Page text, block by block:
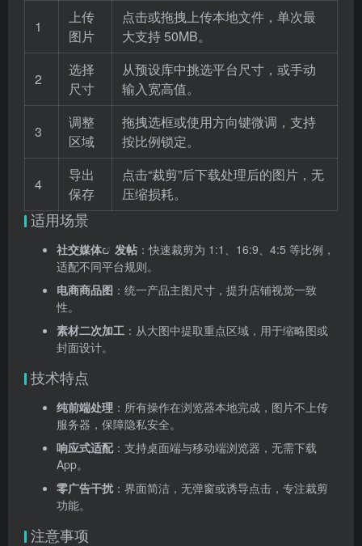
1
上传
图片
点击或拖拽上传本地文件，单次最
大支持 50MB。
2
选择
尺寸
从预设库中挑选平台尺寸，或手动
输入宽高值。
3
调整
区域
拖拽选框或使用方向键微调，支持
按比例锁定。
4
导出
保存
点击“裁剪”后下载处理后的图片，无
压缩损耗。
适用场景
社交媒体 发帖 ：快速裁剪为 1:1、16:9、4:5 等比例，
适配不同平台规则。
电商商品图 ：统一产品主图尺寸，提升店铺视觉一致
性。
素材二次加工 ：从大图中提取重点区域，用于缩略图或
封面设计。
技术特点
纯前端处理 ：所有操作在浏览器本地完成，图片不上传
服务器，保障隐私安全。
响应式适配：支持桌面端与移动端浏览器，无需下载
App。
零广告干扰：界面简洁，无弹窗或诱导点击，专注裁剪
功能。
注意事项